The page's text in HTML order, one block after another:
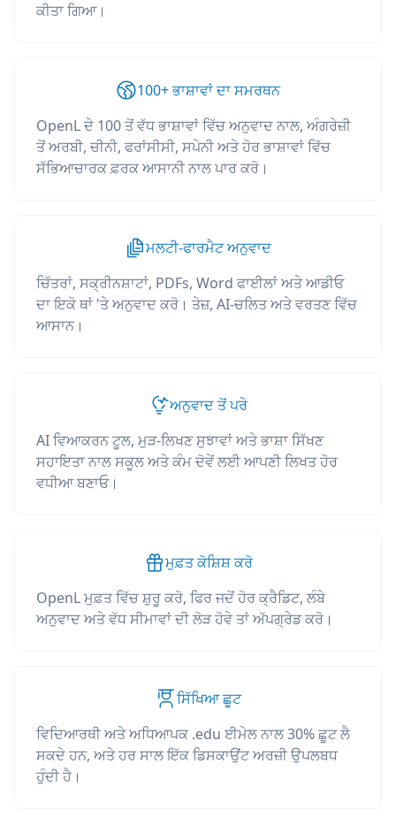
ਕੀਤਾ ਗਿਆ।
100+ ਭਾਸ਼ਾਵਾਂ ਦਾ ਸਮਰਥਨ
OpenL ਦੇ 100 ਤੋਂ ਵੱਧ ਭਾਸ਼ਾਵਾਂ ਵਿੱਚ ਅਨੁਵਾਦ ਨਾਲ, ਅੰਗਰੇਜ਼ੀ
ਤੋਂ ਅਰਬੀ, ਚੀਨੀ, ਫਰਾਂਸੀਸੀ, ਸਪੇਨੀ ਅਤੇ ਹੋਰ ਭਾਸ਼ਾਵਾਂ ਵਿੱਚ
ਸੱਭਿਆਚਾਰਕ ਫ਼ਰਕ ਆਸਾਨੀ ਨਾਲ ਪਾਰ ਕਰੋ।
ਮਲਟੀ-ਫਾਰਮੈਟ ਅਨੁਵਾਦ
ਚਿੱਤਰਾਂ, ਸਕ੍ਰੀਨਸ਼ਾਟਾਂ, PDFs, Word ਫਾਈਲਾਂ ਅਤੇ ਆਡੀਓ
ਦਾ ਇਕੋ ਥਾਂ 'ਤੇ ਅਨੁਵਾਦ ਕਰੋ। ਤੇਜ਼, AI-ਚਲਿਤ ਅਤੇ ਵਰਤਣ ਵਿੱਚ
ਆਸਾਨ।
ਅਨੁਵਾਦ ਤੋਂ ਪਰੇ
AI ਵਿਆਕਰਨ ਟੂਲ, ਮੁੜ-ਲਿਖਣ ਸੁਝਾਵਾਂ ਅਤੇ ਭਾਸ਼ਾ ਸਿੱਖਣ
ਸਹਾਇਤਾ ਨਾਲ ਸਕੂਲ ਅਤੇ ਕੰਮ ਦੋਵੇਂ ਲਈ ਆਪਣੀ ਲਿਖਤ ਹੋਰ
ਵਧੀਆ ਬਣਾਓ।
ਮੁਫ਼ਤ ਕੋਸ਼ਿਸ਼ ਕਰੋ
OpenL ਮੁਫ਼ਤ ਵਿੱਚ ਸ਼ੁਰੂ ਕਰੋ, ਫਿਰ ਜਦੋਂ ਹੋਰ ਕ੍ਰੈਡਿਟ, ਲੰਬੇ
ਅਨੁਵਾਦ ਅਤੇ ਵੱਧ ਸੀਮਾਵਾਂ ਦੀ ਲੋੜ ਹੋਵੇ ਤਾਂ ਅੱਪਗ੍ਰੇਡ ਕਰੋ।
ਸਿੱਖਿਆ ਛੂਟ
ਵਿਦਿਆਰਥੀ ਅਤੇ ਅਧਿਆਪਕ .edu ਈਮੇਲ ਨਾਲ 30% ਛੂਟ ਲੈ
ਸਕਦੇ ਹਨ, ਅਤੇ ਹਰ ਸਾਲ ਇੱਕ ਡਿਸਕਾਉਂਟ ਅਰਜ਼ੀ ਉਪਲਬਧ
ਹੁੰਦੀ ਹੈ।